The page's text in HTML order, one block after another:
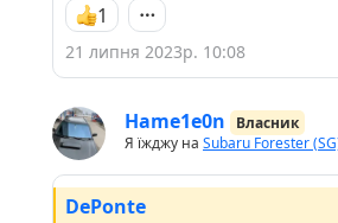
1
21 липня 2023р. 10:08
Hame1e0n
Власник
Я їжджу на Subaru Forester
DePonte